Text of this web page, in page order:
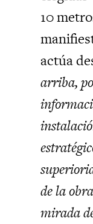
10
actúa
arriba,
de la
mirada